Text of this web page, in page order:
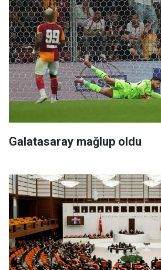
Galatasaray mağlup oldu